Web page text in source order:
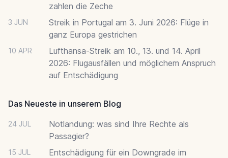
zahlen die Zeche
3 JUN
Streik in Portugal am 3. Juni 2026: Flüge in
ganz Europa gestrichen
10 APR
Lufthansa-Streik am 10., 13. und 14. April
2026: Flugausfällen und möglichem Anspruch
auf Entschädigung
Das Neueste in unserem Blog
24 JUL
Notlandung: was sind Ihre Rechte als
Passagier?
15 JUL
Entschädigung für ein Downgrade im